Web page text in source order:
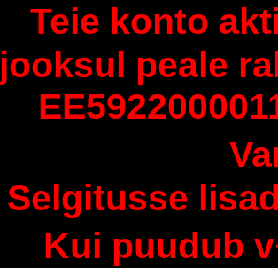
Teie konto
jooksul peale
Selgitusse
Kui puudub